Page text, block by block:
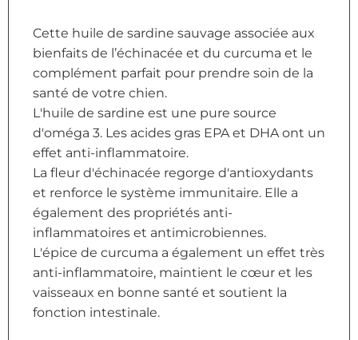
Cette huile de sardine sauvage associée aux
bienfaits de l’échinacée et du curcuma et le
complément parfait pour prendre soin de la
santé de votre chien.
L'huile de sardine est une pure source
d'oméga 3. Les acides gras EPA et DHA ont un
effet anti-inflammatoire.
La fleur d'échinacée regorge d'antioxydants
et renforce le système immunitaire. Elle a
également des propriétés anti-
inflammatoires et antimicrobiennes.
L'épice de curcuma a également un effet très
anti-inflammatoire, maintient le cœur et les
vaisseaux en bonne santé et soutient la
fonction intestinale.